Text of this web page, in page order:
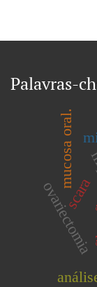
Palavras-
scara
ovariectomia
mucosa oral.